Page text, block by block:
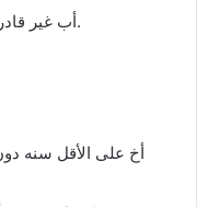
أب غير قادر وقتيا على العمل لأسباب صحية.
أخ على الأقل سنه